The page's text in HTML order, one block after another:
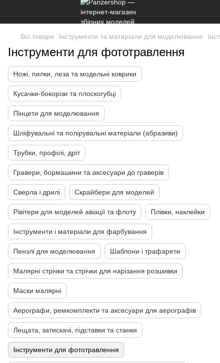
Всі товари Інструменти та матеріали для моделювання
Інструменти для фототравлення
Ножі, пилки, леза та модельні коврики
Кусачки-бокорізи та плоскогубці
Пінцети для моделювання
Шліфувальні та полірувальні матеріали (абразиви)
Трубки, профілі, дріт
Гравери, бормашини та аксесуари до граверів
Сверла і дрилі Скрайбери для моделей
Рівітери для моделей авіації та флоту Плівки, наклейки
Інструменти і матеріали для фарбування
Пензлі для моделювання Шаблони і трафарети
Малярні стрічки та стрічки для нарізання розшивки
Маски малярні
Аерографи, ремкомплекти та аксесуари для аерографів
Лещата, затискачі, підставки та станки
Інструменти для фототравлення